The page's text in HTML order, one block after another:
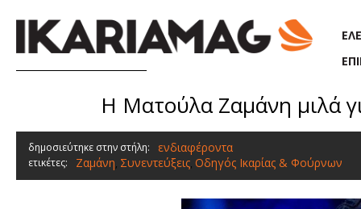
Η Ματούλα Ζαμάνη μιλά
δημοσιεύτηκε στην στήλη: ενδιαφέροντα
ετικέτες: Ζαμάνη, Συνεντεύξεις, Οδηγός Ικαρίας & Φούρνων